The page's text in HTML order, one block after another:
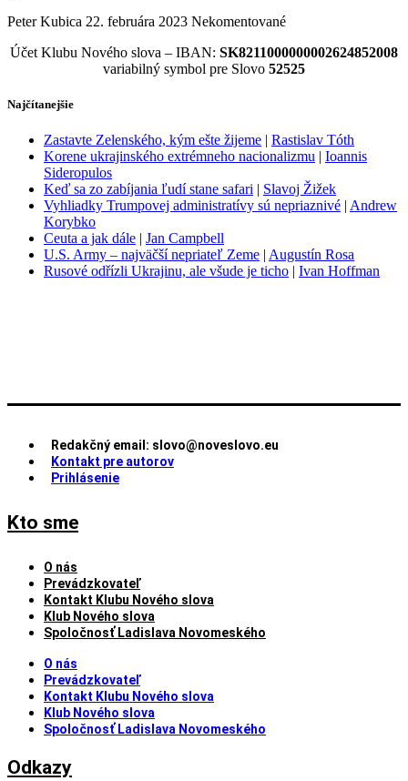
Peter Kubica 22. februára 2023 Nekomentované
Účet Klubu Nového slova – IBAN: SK8211000000002624852008
variabilný symbol pre Slovo 52525
Najčítanejšie
Zastavte Zelenského, kým ešte žijeme
Rastislav Tóth
Korene ukrajinského extrémneho nacionalizmu
Ioannis
Sideropulos
Keď sa zo zabíjania ľudí stane safari
Slavoj Žižek
Vyhliadky Trumpovej administratívy sú nepriaznivé Andrew
Korybko
Ceuta a jak dále
Jan Campbell
U.S. Army – najväčší nepriateľ Zeme Augustín Rosa
Rusové odřízli Ukrajinu, ale všude je ticho
Ivan Hoffman
Redakčný email: slovo@noveslovo.eu
Kontakt pre autorov
Prihlásenie
Kto sme
O nás
Prevádzkovateľ
Kontakt Klubu Nového slova
Klub Nového slova
Spoločnosť Ladislava Novomeského
O nás
Prevádzkovateľ
Kontakt Klubu Nového slova
Klub Nového slova
Spoločnosť Ladislava Novomeského
Odkazy